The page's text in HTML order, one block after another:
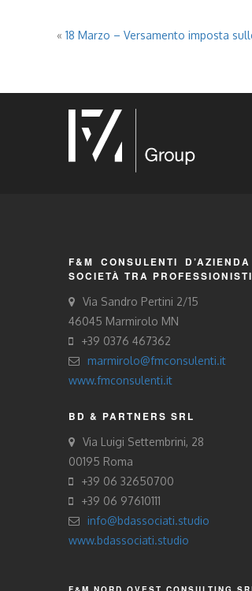
« 18 Marzo – Versamento imposta
F&M CONSULENTI
SOCIETÀ TRA PROFESSIONISTI
Via Sandro Pertini 2/15
46045 Marmirolo MN
+39 0376 467362
marmirolo@fmconsulenti.it
www.fmconsulenti.it
BD & PARTNERS SRL
Via Luigi Settembrini, 28
00195 Roma
+39 06 32650700
+39 06 97610111
info@bdassociati.studio
www.bdassociati.studio